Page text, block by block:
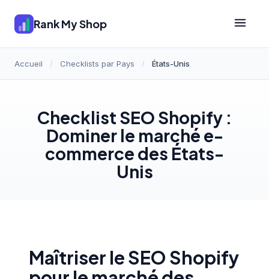
Rank My Shop
Accueil / Checklists par Pays / États-Unis
Checklist SEO Shopify :
Dominer le marché e-
commerce des États-
Unis
Maîtriser le SEO Shopify